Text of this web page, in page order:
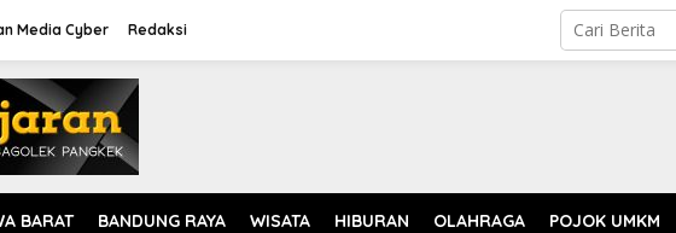
Media Cyber Redaksi
BARAT BANDUNG RAYA WISATA HIBURAN OLAHRAGA POJOK UMKM